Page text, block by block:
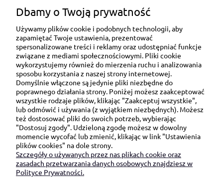
Ul. Brukowa 6/8 lok. 57/58
91-341 Łódź
NIP: 6751510615
SKONTAKTUJ SIĘ Z NAMI:
sklep@be-happygifts.com
+48 690 172 872
(pon-pt 9:00 - 15:30)
Dbamy o Twoją prywatność
Używamy plików cookie i podobnych technologii, aby
zapamiętać Twoje ustawienia, prezentować
spersonalizowane treści i reklamy oraz udostępniać funkcje
związane z mediami społecznościowymi. Pliki cookie
wykorzystujemy również do mierzenia ruchu i analizowania
sposobu korzystania z naszej strony internetowej.
Domyślnie włączone są jedynie pliki niezbędne do
poprawnego działania strony. Poniżej możesz zaakceptować
wszystkie rodzaje plików, klikając "Zaakceptuj wszystkie",
lub odmówić i używania (z wyjątkiem niezbędnych). Możesz
też dostosować pliki do swoich potrzeb, wybierając
"Dostosuj zgody". Udzieloną zgodę możesz w dowolny
momencie wycofać lub zmienić, klikając w link "Ustawienia
plików cookies" na dole strony.
Szczegóły o używanych przez nas plikach cookie oraz
zasadach przetwarzania danych osobowych znajdziesz w
Polityce Prywatności.